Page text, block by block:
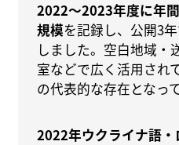
2022〜2023年度に年
規模を記録し、公開3
しました。空白地域・
室などで広く活用され
の代表的な存在となっ
2022年ウクライナ語・